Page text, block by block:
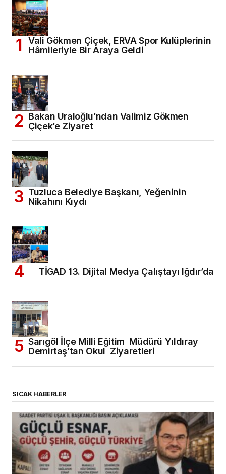
Vali Gökmen Çiçek, ERVA Spor Kulüplerinin
Hâmileriyle Bir Araya Geldi
Bakan Uraloğlu’ndan Valimiz Gökmen
Çiçek’e Ziyaret
Tuzluca Belediye Başkanı, Yeğeninin
Nikahını Kıydı
TİGAD 13. Dijital Medya Çalıştayı Iğdır’da
Sarıgöl İlçe Milli Eğitim Müdürü Yıldıray
Demirtaş’tan Okul Ziyaretleri
SICAK HABERLER